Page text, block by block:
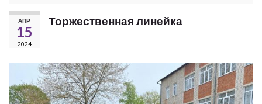
АПР
15
2024
Торжественная линейка